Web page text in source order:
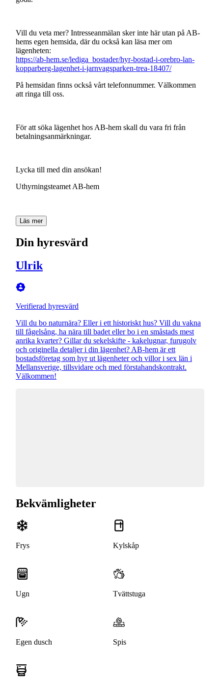
Vill du veta mer? Intresseanmälan skerinte härutan på AB-
hems egen hemsida, därdu också kan läsa merom
lägenheten:
https://ab-hem.se/lediga_bostader/hyr-bostad-i-orebro-lan-
kopparberg-lagenhet-i-jarnvagsparken-trea-18407/
På hemsidan finns också vårt telefonnummer. Välkommen
att ringa till oss.
Föratt söka lägenhet hos AB-hem skall du vara fri från
betalningsanmärkningar.
Lycka till med din ansökan!
Uthyrningsteamet AB-hem
Läs mer
Din hyresvärd
Ulrik
Verifierad hyresvärd
Vill du bo naturnära? Eller i ett historiskt hus? Vill du vakna
till fågelsång, ha nära till badet eller bo i en småstads mest
anrika kvarter? Gillar du sekelskifte - kakelugnar, furugolv
och originella detaljer i din lägenhet? AB-hem är ett
bostadsföretag som hyr ut lägenheter och villor i sex län i
Mellansverige, tillsvidare och med förstahandskontrakt.
Välkommen!
Bekvämligheter
Frys Kylskåp
Ugn Tvättstuga
Egen dusch Spis